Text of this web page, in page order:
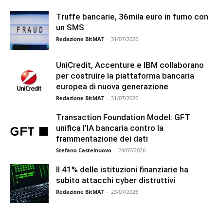
Truffe bancarie, 36mila euro in fumo con
un SMS
Redazione BitMAT - 31/07/2026
UniCredit, Accenture e IBM collaborano
per costruire la piattaforma bancaria
europea di nuova generazione
Redazione BitMAT - 31/07/2026
Transaction Foundation Model: GFT
unifica l’IA bancaria contro la
frammentazione dei dati
Stefano Castelnuovo - 24/07/2026
Il 41% delle istituzioni finanziarie ha
subito attacchi cyber distruttivi
Redazione BitMAT - 23/07/2026